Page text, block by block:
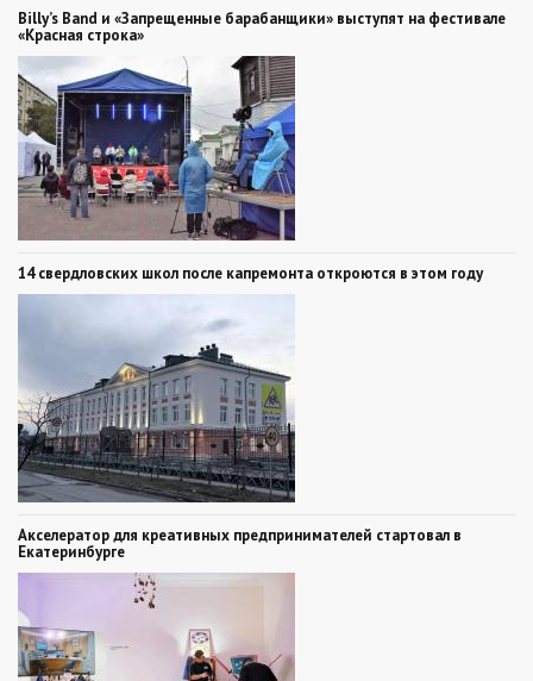
Billy’s Band и «Запрещенные барабанщики» выступят на фестивале
«Красная строка»
14 свердловских школ после капремонта откроются в этом году
Акселератор для креативных предпринимателей стартовал в
Екатеринбурге